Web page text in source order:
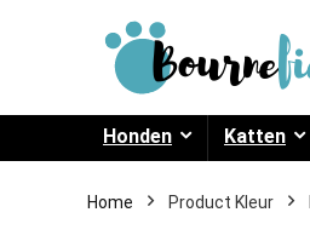
Honden Katten
Home Product Kleur